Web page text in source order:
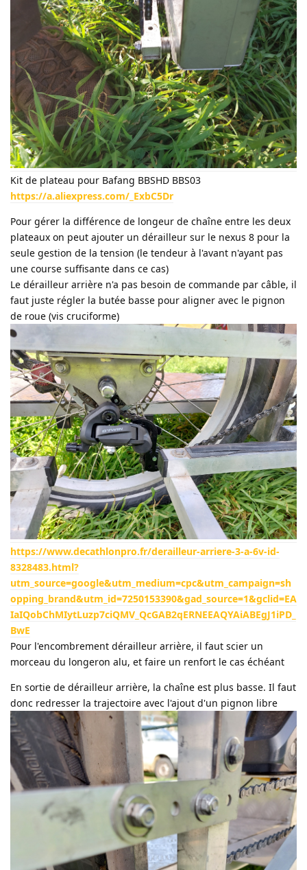
Kit de plateau pour Bafang BBSHD BBS03
https://a.aliexpress.com/_ExbC5Dr
Pour gérer la différence de longeur de chaîne entre les deux
plateaux on peut ajouter un dérailleur sur le nexus 8 pour la
seule gestion de la tension (le tendeur à l'avant n'ayant pas
une course suffisante dans ce cas)
Le dérailleur arrière n'a pas besoin de commande par câble, il
faut juste régler la butée basse pour aligner avec le pignon
de roue (vis cruciforme)
https://www.decathlonpro.fr/derailleur-arriere-3-a-6v-id-
8328483.html?
utm_source=google&utm_medium=cpc&utm_campaign=sh
opping_brand&utm_id=7250153390&gad_source=1&gclid=EA
IaIQobChMIytLuzp7ciQMV_QcGAB2qERNEEAQYAiABEgJ1iPD_
BwE
Pour l'encombrement dérailleur arrière, il faut scier un
morceau du longeron alu, et faire un renfort le cas échéant
En sortie de dérailleur arrière, la chaîne est plus basse. Il faut
donc redresser la trajectoire avec l'ajout d'un pignon libre